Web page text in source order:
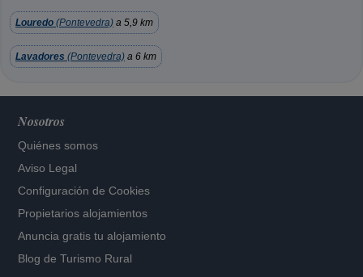
Louredo (Pontevedra) a 5,9 km
Lavadores (Pontevedra) a 6 km
Nosotros
Quiénes somos
Aviso Legal
Configuración de Cookies
Propietarios alojamientos
Anuncia gratis tu alojamiento
Blog de Turismo Rural